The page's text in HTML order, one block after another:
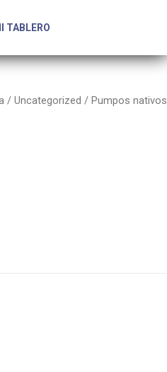
TABLERO
/ Uncategorized / Pumpos nativos